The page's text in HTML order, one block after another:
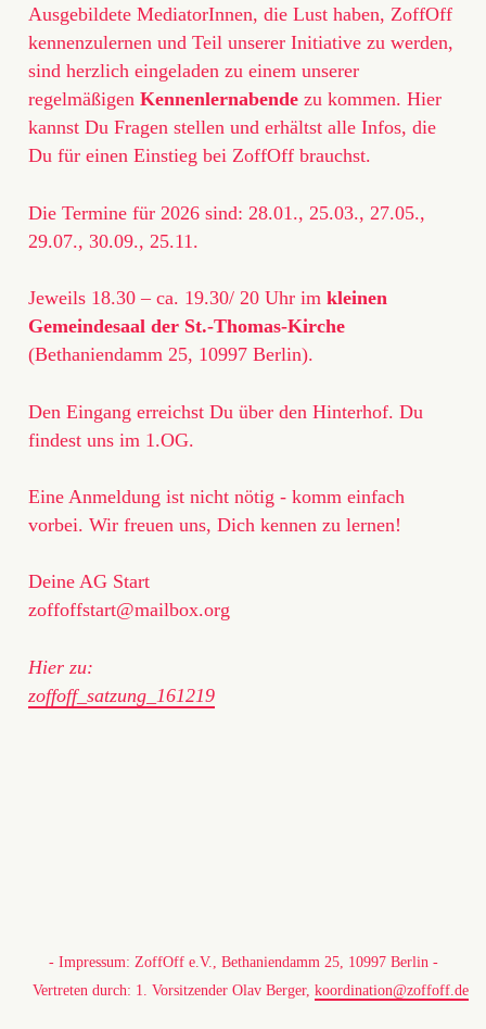
Ausgebildete MediatorInnen, die Lust haben, ZoffOff
kennenzulernen und Teil unserer Initiative zu werden,
sind herzlich eingeladen zu einem unserer
regelmäßigenKennenlernabende zu kommen. Hier
kannst Du Fragen stellen und erhältst alle Infos, die
Du für einen Einstieg bei ZoffOff brauchst.
Die Termine für 2026 sind: 28.01., 25.03., 27.05.,
29.07., 30.09., 25.11.
Jeweils 18.30 – ca. 19.30/ 20 Uhr imkleinen
Gemeindesaal der St.-Thomas-Kirche
(Bethaniendamm 25, 10997 Berlin).
Den Eingang erreichst Du über den Hinterhof. Du
findest uns im 1.OG.
Eine Anmeldung ist nicht nötig - komm einfach
vorbei. Wir freuen uns, Dich kennen zu lernen!
Deine AG Start
zoffoffstart@mailbox.org
Hier zu:
zoffoff_satzung_161219
- Impressum: ZoffOff e.V., Bethaniendamm 25, 10997 Berlin -
Vertreten durch: 1. Vorsitzender Olav Berger,koordination@zoffoff.de